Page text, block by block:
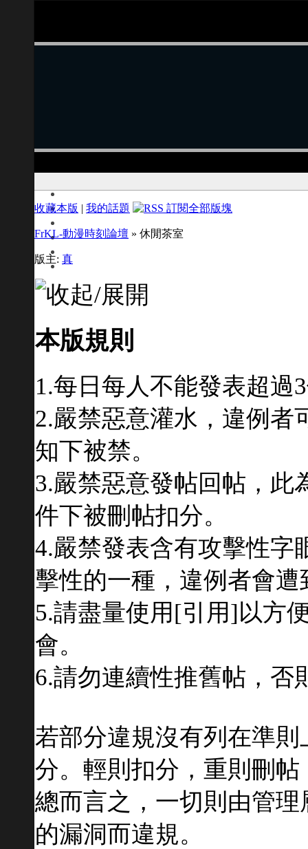
收藏本版 | 我的話題
FrKL-動漫時刻論壇 » 休閒茶室
版主: 真
本版規則
1.每日每人不能發表超過
2.嚴禁惡意灌水，違例者
知下被禁。
3.嚴禁惡意發帖回帖，此
件下被刪帖扣分。
4.嚴禁發表含有攻擊性字
擊性的一種，違例者會
5.請盡量使用[引用]以方
會。
6.請勿連續性推舊帖，否
若部分違規沒有列在準
分。輕則扣分，重則刪
總而言之，一切則由管
的漏洞而違規。